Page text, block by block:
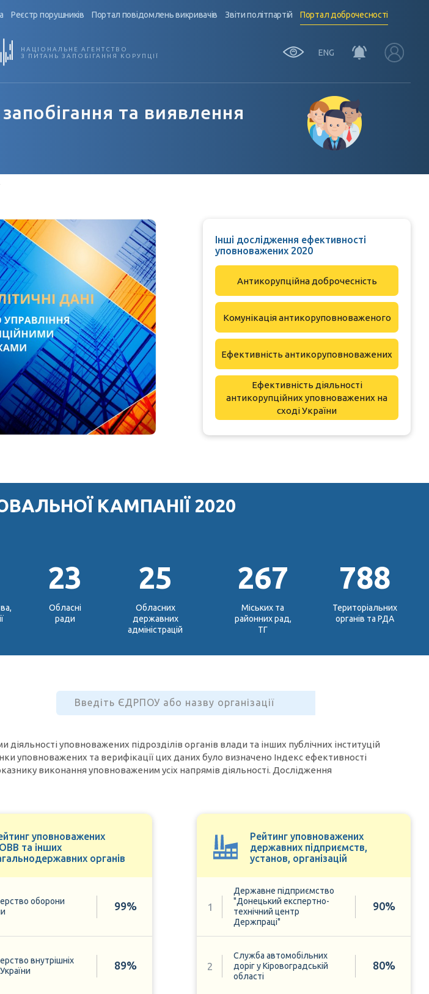
Реєстр порушників Портал повідомлень викривачів Звіти політпартій Портал доброчесності
НАЦІОНАЛЬНЕ АГЕНТСТВО
З ПИТАНЬ ЗАПОБІГАННЯ КОРУПЦІЇ
ENG
та виявлення
Інші дослідження ефективності
уповноважених 2020
Антикорупційна доброчесність
Комунікація антикоруповноваженого
Ефективність антикоруповноважених
Ефективність діяльності
антикорупційних уповноважених на
сході України
КАМПАНІЇ 2020
23
Обласні
ради
25
Обласних
державних
адміністрацій
267
Міських та
районних рад,
ТГ
788
Територіальних
органів та РДА
уповноважених підрозділів органів влади та інших публічних інституцій
уповноважених та верифікації цих даних було визначено Індекс ефективності
виконання уповноваженим усіх напрямів діяльності. Дослідження
уповноважених
та інших
органів
оборони
99%
внутрішніх
89%
Рейтинг уповноважених
державних підприємств,
установ, організацій
1
Державне підприємство
"Донецький експертно-
технічний центр
Держпраці"
90%
2
Служба автомобільних
доріг у Кіровоградській
області
80%